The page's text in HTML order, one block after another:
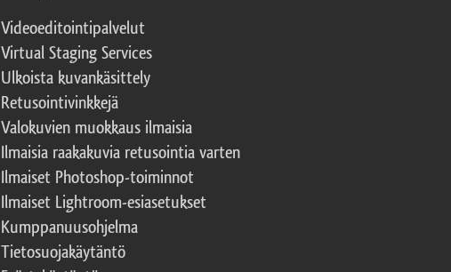
Videoeditointipalvelut
Virtual Staging Services
Ulkoista kuvankäsittely
Retusointivinkkejä
Valokuvien muokkaus ilmaisia
Ilmaisia raakakuvia retusointia varten
Ilmaiset Photoshop-toiminnot
Ilmaiset Lightroom-esiasetukset
Kumppanuusohjelma
Tietosuojakäytäntö